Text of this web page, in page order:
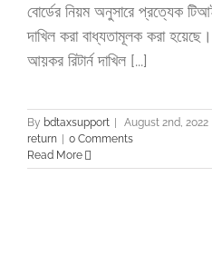
বোর্ডের নিয়ম অনুসারে প্রত্যেক
দাখিল করা বাধ্যতামূলক করা
আয়কর রিটার্ন দাখিল [...]
By bdtaxsupport | August 2nd, 2022
return | 0 Comments
Read More